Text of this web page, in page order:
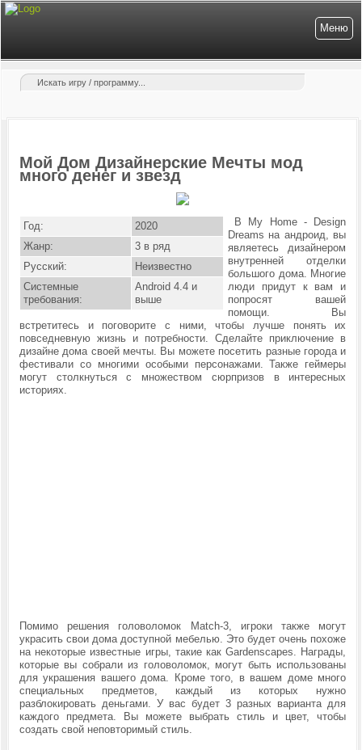
Меню
Мой Дом Дизайнерские Мечты мод
много денег и звезд
Год:
2020
Жанр:
3 в ряд
Русский:
Неизвестно
Системные
требования:
Android 4.4 и
выше
В My Home - Design
Dreams на андроид, вы
являетесь дизайнером
внутренней отделки
большого дома. Многие
люди придут к вам и
попросят вашей
помощи. Вы
встретитесь и поговорите с ними, чтобы лучше понять их
повседневную жизнь и потребности. Сделайте приключение в
дизайне дома своей мечты. Вы можете посетить разные города и
фестивали со многими особыми персонажами. Также геймеры
могут столкнуться с множеством сюрпризов в интересных
историях.
Помимо решения головоломок Match-3, игроки также могут
украсить свои дома доступной мебелью. Это будет очень похоже
на некоторые известные игры, такие как Gardenscapes. Награды,
которые вы собрали из головоломок, могут быть использованы
для украшения вашего дома. Кроме того, в вашем доме много
специальных предметов, каждый из которых нужно
разблокировать деньгами. У вас будет 3 разных варианта для
каждого предмета. Вы можете выбрать стиль и цвет, чтобы
создать свой неповторимый стиль.